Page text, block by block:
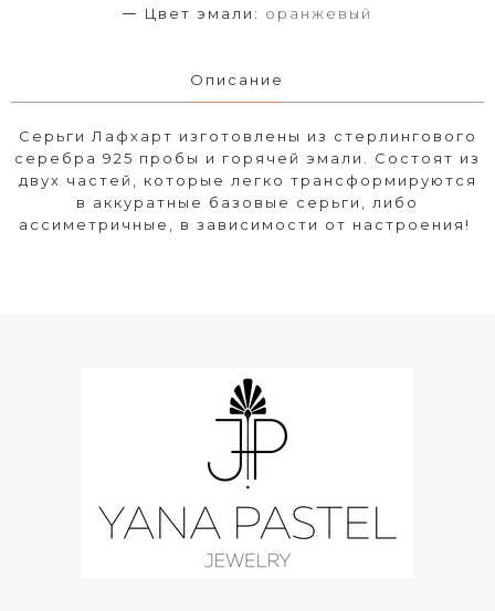
Цвет эмали: оранжевый
Описание
Серьги Лафхарт изготовлены из стерлингового
серебра 925 пробы и горячей эмали. Состоят из
двух частей, которые легко трансформируются
в аккуратные базовые серьги, либо
ассиметричные, в зависимости от настроения!